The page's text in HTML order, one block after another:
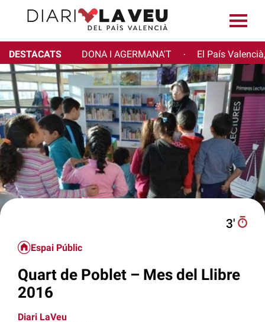
DESTACATS DONA I AGERMANA'T · El País
3′
Espai Públic
Quart de Poblet – Mes del Llibre
2016
Diari LaVeu